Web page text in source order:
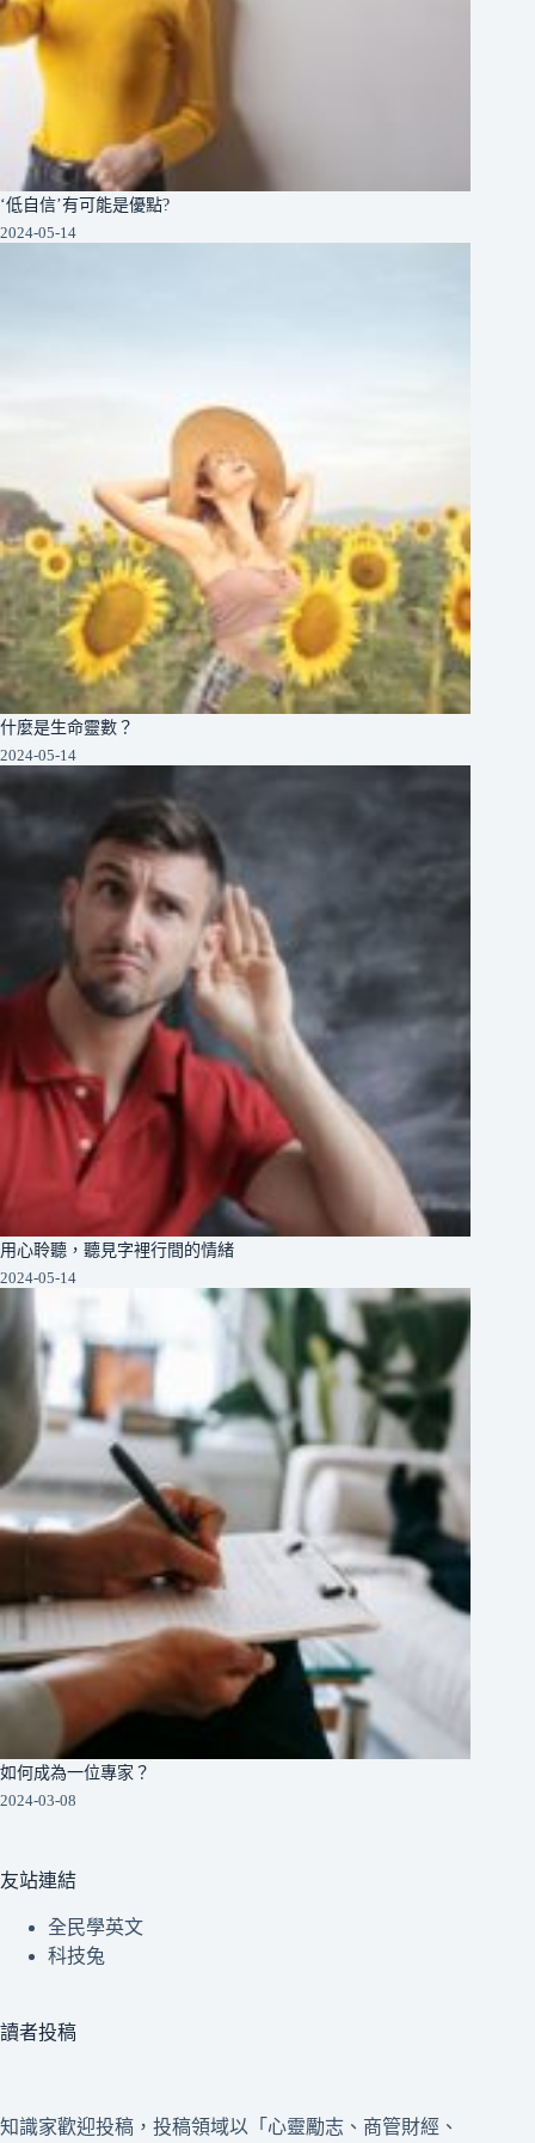
‘低自信’有可能是優點?
2024-05-14
什麼是生命靈數？
2024-05-14
用心聆聽，聽見字裡行間的情緒
2024-05-14
如何成為一位專家？
2024-03-08
友站連結
全民學英文
科技兔
讀者投稿
知識家歡迎投稿，投稿領域以「心靈勵志、商管財經、